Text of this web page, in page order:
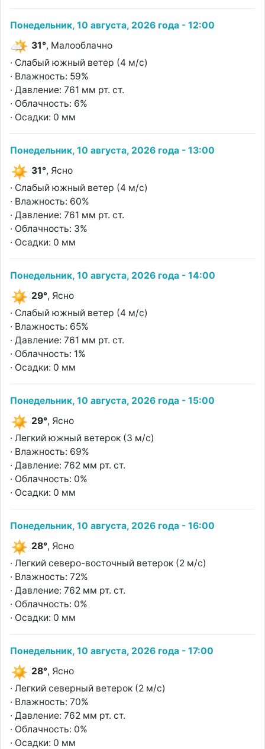
Понедельник, 10 августа, 2026 года - 12:00
31°, Малооблачно
· Слабый южный ветер (4 м/с)
· Влажность: 59%
· Давление: 761 мм рт. ст.
· Облачность: 6%
· Осадки: 0 мм
Понедельник, 10 августа, 2026 года - 13:00
31°, Ясно
· Слабый южный ветер (4 м/с)
· Влажность: 60%
· Давление: 761 мм рт. ст.
· Облачность: 3%
· Осадки: 0 мм
Понедельник, 10 августа, 2026 года - 14:00
29°, Ясно
· Слабый южный ветер (4 м/с)
· Влажность: 65%
· Давление: 761 мм рт. ст.
· Облачность: 1%
· Осадки: 0 мм
Понедельник, 10 августа, 2026 года - 15:00
29°, Ясно
· Легкий южный ветерок (3 м/с)
· Влажность: 69%
· Давление: 762 мм рт. ст.
· Облачность: 0%
· Осадки: 0 мм
Понедельник, 10 августа, 2026 года - 16:00
28°, Ясно
· Легкий северо-восточный ветерок (2 м/с)
· Влажность: 72%
· Давление: 762 мм рт. ст.
· Облачность: 0%
· Осадки: 0 мм
Понедельник, 10 августа, 2026 года - 17:00
28°, Ясно
· Легкий северный ветерок (2 м/с)
· Влажность: 70%
· Давление: 762 мм рт. ст.
· Облачность: 0%
· Осадки: 0 мм